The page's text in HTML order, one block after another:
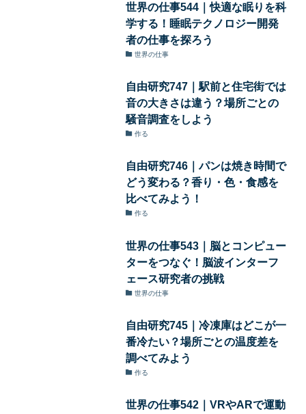
世界の仕事544｜快適な眠りを科
学する！睡眠テクノロジー開発
者の仕事を探ろう
世界の仕事
自由研究747｜駅前と住宅街では
音の大きさは違う？場所ごとの
騒音調査をしよう
作る
自由研究746｜パンは焼き時間で
どう変わる？香り・色・食感を
比べてみよう！
作る
世界の仕事543｜脳とコンピュー
ターをつなぐ！脳波インターフ
ェース研究者の挑戦
世界の仕事
自由研究745｜冷凍庫はどこが一
番冷たい？場所ごとの温度差を
調べてみよう
作る
世界の仕事542｜VRやARで運動